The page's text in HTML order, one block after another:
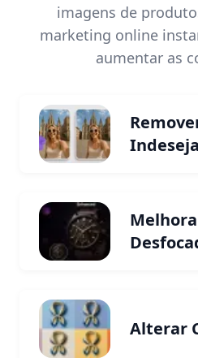
imagens de
marketing online
aumentar as
Alterar